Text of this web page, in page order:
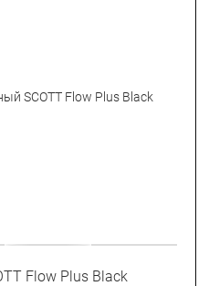
Flow Plus Black